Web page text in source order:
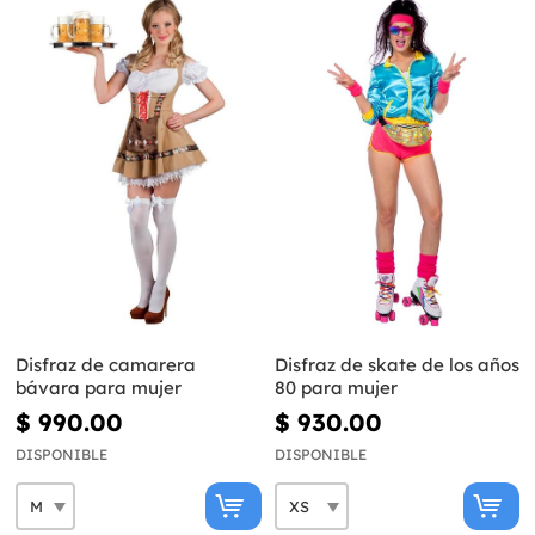
Disfraz de camarera
bávara para mujer
$ 990.00
DISPONIBLE
Disfraz de skate de los años
80 para mujer
$ 930.00
DISPONIBLE